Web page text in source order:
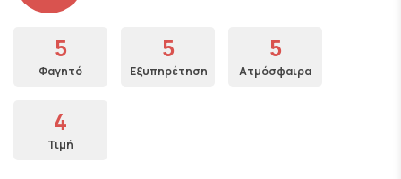
5
Φαγητό
5
Εξυπηρέτηση
5
Ατμόσφαιρα
4
Τιμή